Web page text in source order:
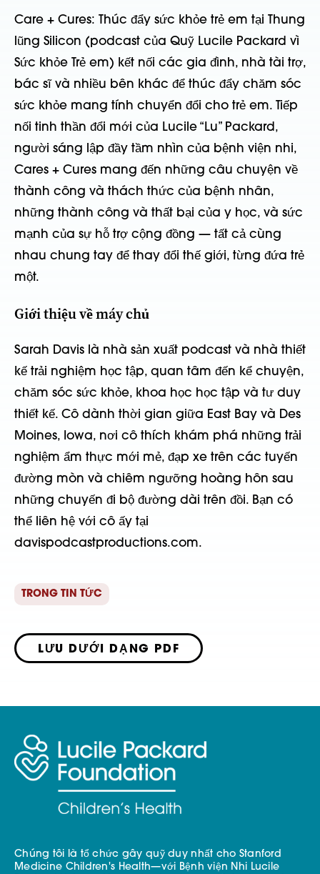
Care + Cures: Thúc đẩy sức khỏe trẻ em tại Thung
lũng Silicon (podcast của Quỹ Lucile Packard vì
Sức khỏe Trẻ em) kết nối các gia đình, nhà tài trợ,
bác sĩ và nhiều bên khác để thúc đẩy chăm sóc
sức khỏe mang tính chuyển đổi cho trẻ em. Tiếp
nối tinh thần đổi mới của Lucile “Lu” Packard,
người sáng lập đầy tầm nhìn của bệnh viện nhi,
Cares + Cures mang đến những câu chuyện về
thành công và thách thức của bệnh nhân,
những thành công và thất bại của y học, và sức
mạnh của sự hỗ trợ cộng đồng — tất cả cùng
nhau chung tay để thay đổi thế giới, từng đứa trẻ
một.
Giới thiệu về máy chủ
Sarah Davis là nhà sản xuất podcast và nhà thiết
kế trải nghiệm học tập, quan tâm đến kể chuyện,
chăm sóc sức khỏe, khoa học học tập và tư duy
thiết kế. Cô dành thời gian giữa East Bay và Des
Moines, Iowa, nơi cô thích khám phá những trải
nghiệm ẩm thực mới mẻ, đạp xe trên các tuyến
đường mòn và chiêm ngưỡng hoàng hôn sau
những chuyến đi bộ đường dài trên đồi. Bạn có
thể liên hệ với cô ấy tại
davispodcastproductions.com.
TRONG TIN TỨC
LƯU DƯỚI DẠNG PDF
Chúng tôi là tổ chức gây quỹ duy nhất cho Stanford
Medicine Children's Health—với Bệnh viện Nhi Lucile